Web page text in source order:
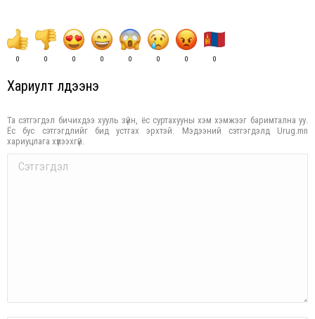
0 0 0 0 0 0 0 0
Хариулт үлдээнэ үү
Та сэтгэгдэл бичихдээ хууль зүйн, ёс суртахууны хэм хэмжээг баримтална уу.
Ёс бус сэтгэгдлийг бид устгах эрхтэй. Мэдээний сэтгэгдэлд Urug.mn
хариуцлага хүлээхгүй.
Comment